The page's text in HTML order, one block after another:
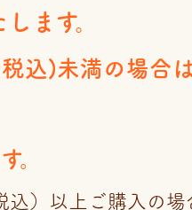
ます。
込)未満の場合
。
）以上ご購入の場